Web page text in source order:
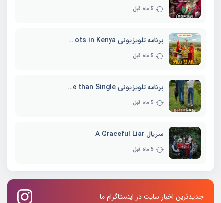
5 ماه قبل
برنامه تلویزیونی Three Idiots in Kenya
5 ماه قبل
برنامه تلویزیونی Better Late than Single
5 ماه قبل
سریال A Graceful Liar
5 ماه قبل
جدیدترین اخبار سایت در اینستاگرام ما